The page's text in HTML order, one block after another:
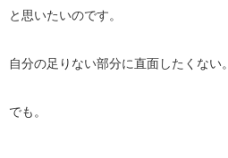
と思いたいのです。
自分の足りない部分に直面したくない。
でも。